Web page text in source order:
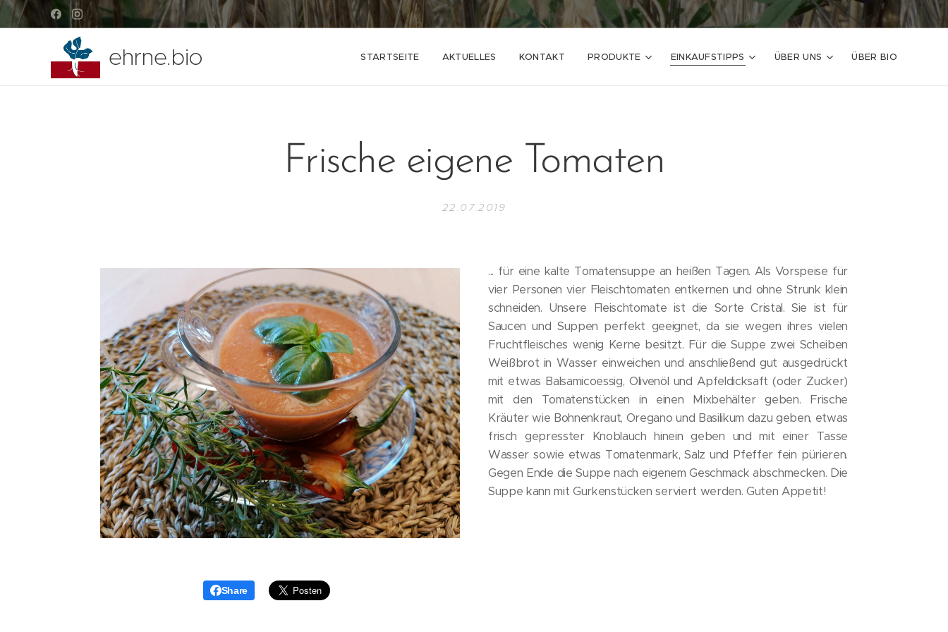
ehrne.bio STARTSEITE AKTUELLES KONTAKT PRODUKTE EINKAUFSTIPPS ÜBER UNS ÜBER BIO
Frische eigene Tomaten
22.07.2019
... für eine kalte Tomatensuppe an heißen Tagen. Als Vorspeise für
vier Personen vier Fleischtomaten entkernen und ohne Strunk klein
schneiden. Unsere Fleischtomate ist die Sorte Cristal. Sie ist für
Saucen und Suppen perfekt geeignet, da sie wegen ihres vielen
Fruchtfleisches wenig Kerne besitzt. Für die Suppe zwei Scheiben
Weißbrot in Wasser einweichen und anschließend gut ausgedrückt
mit etwas Balsamicoessig, Olivenöl und Apfeldicksaft (oder Zucker)
mit den Tomatenstücken in einen Mixbehälter geben. Frische
Kräuter wie Bohnenkraut, Oregano und Basilikum dazu geben, etwas
frisch gepresster Knoblauch hinein geben und mit einer Tasse
Wasser sowie etwas Tomatenmark, Salz und Pfeffer fein pürieren.
Gegen Ende die Suppe nach eigenem Geschmack abschmecken. Die
Suppe kann mit Gurkenstücken serviert werden. Guten Appetit!
Share